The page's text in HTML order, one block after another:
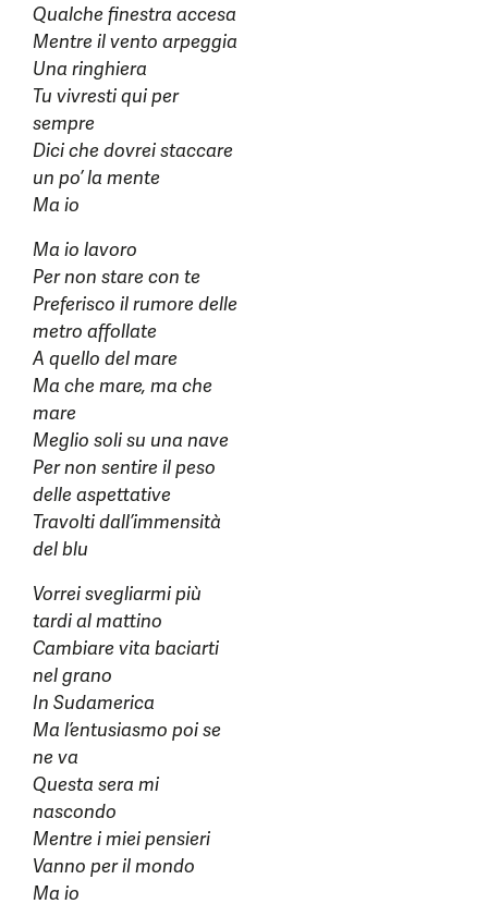
Qualche finestra accesa
Mentre il vento arpeggia
Una ringhiera
Tu vivresti qui per
sempre
Dici che dovrei staccare
un po’ la mente
Ma io
Ma io lavoro
Per non stare con te
Preferisco il rumore delle
metro affollate
A quello del mare
Ma che mare, ma che
mare
Meglio soli su una nave
Per non sentire il peso
delle aspettative
Travolti dall’immensità
del blu
Vorrei svegliarmi più
tardi al mattino
Cambiare vita baciarti
nel grano
In Sudamerica
Ma l’entusiasmo poi se
ne va
Questa sera mi
nascondo
Mentre i miei pensieri
Vanno per il mondo
Ma io